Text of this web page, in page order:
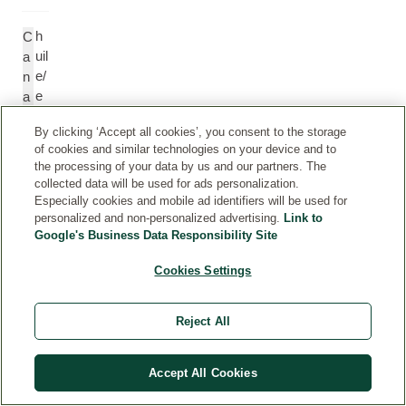
C
a
n
a
h
uil
e/
e
ra
it
d'
yl
a
n
g
By clicking ‘Accept all cookies’, you consent to the storage
of cookies and similar technologies on your device and to
the processing of your data by us and our partners. The
collected data will be used for ads personalization.
Especially cookies and mobile ad identifiers will be used for
personalized and non-personalized advertising. Link to
Google's Business Data Responsibility Site
Cookies Settings
Reject All
Accept All Cookies